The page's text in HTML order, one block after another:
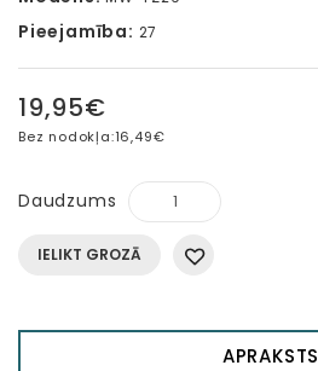
Pieejamība: 27
19,95€
Bez nodokļa:16,49€
Daudzums
IELIKT GROZĀ
APRAKSTS